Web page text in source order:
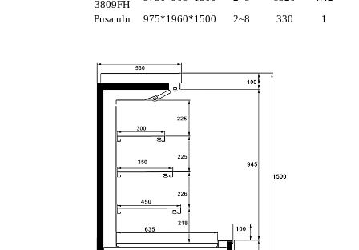
3809FH
Pusa ulu
975*1960*1500 2~8 330 1